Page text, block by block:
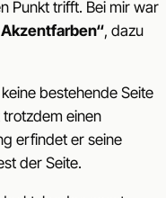
Punkt trifft. Bei mir war
, dazu
bestehende Seite
einen
erfindet er seine
der Seite.